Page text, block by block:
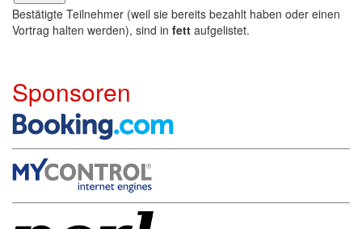
Bestätigte Teilnehmer (weil sie bereits bezahlt haben oder einen
Vortrag halten werden), sind in fett aufgelistet.
Sponsoren